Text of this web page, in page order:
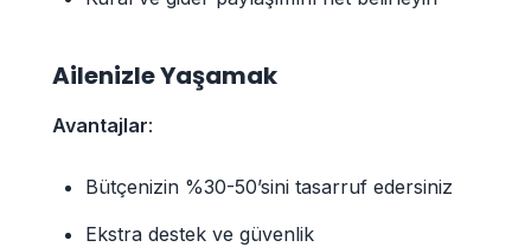
Ailenizle Yaşamak
Avantajlar:
Bütçenizin %30-50’sini tasarruf edersiniz
Ekstra destek ve güvenlik